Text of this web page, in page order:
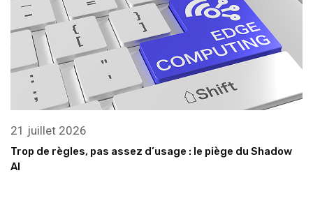
21 juillet 2026
Trop de règles, pas assez d’usage : le piège du Shadow
AI